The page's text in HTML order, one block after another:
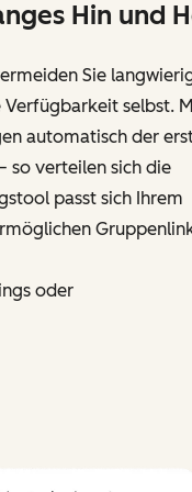
Hin und
Sie
Verfügbarkeit selbst.
automatisch der
so verteilen sich die
passt sich Ihrem
oder